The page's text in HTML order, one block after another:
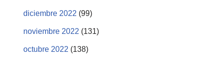
diciembre 2022 (99)
noviembre 2022 (131)
octubre 2022 (138)